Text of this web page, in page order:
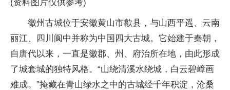
(资料图片仅供参考)
徽州古城位于安徽黄山市歙县，与山西平遥、云南
丽江、四川阆中并称为中国四大古城。它始建于秦朝，
自唐代以来，一直是徽郡、州、府治所在地，由此形成
了城套城的独特风格。“山绕清溪水绕城，白云碧嶂画
难成。”掩藏在青山绿水之中的古城经千年积淀，沧桑